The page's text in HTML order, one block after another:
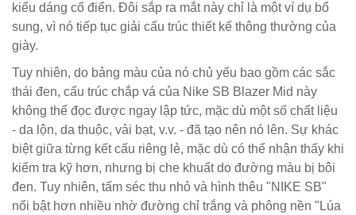
kiểu dáng cổ điển. Đôi sắp ra mắt này chỉ là một ví dụ bổ
sung, vì nó tiếp tục giải cấu trúc thiết kế thông thường của
giày.
Tuy nhiên, do bảng màu của nó chủ yếu bao gồm các sắc
thái đen, cấu trúc chắp vá của Nike SB Blazer Mid này
không thể đọc được ngay lập tức, mặc dù một số chất liệu
- da lộn, da thuộc, vải bạt, v.v. - đã tạo nên nó lên. Sự khác
biệt giữa từng kết cấu riêng lẻ, mặc dù có thể nhận thấy khi
kiểm tra kỹ hơn, nhưng bị che khuất do đường màu bị bôi
đen. Tuy nhiên, tấm séc thu nhỏ và hình thêu "NIKE SB"
nổi bật hơn nhiều nhờ đường chỉ trắng và phông nền "Lúa